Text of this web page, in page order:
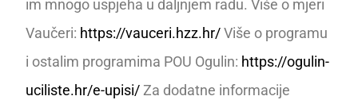
im mnogo uspjeha u daljnjem radu. Više o mjeri
Vaučeri: https://vauceri.hzz.hr/Više o programu
i ostalim programima POU Ogulin: https://ogulin-
uciliste.hr/e-upisi/Za dodatne informacije